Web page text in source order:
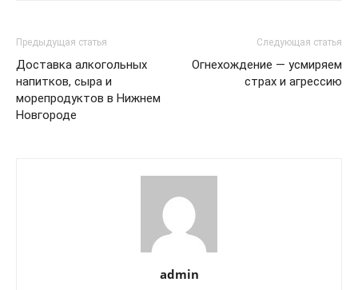
Предыдущая статья
Доставка алкогольных
напитков, сыра и
морепродуктов в Нижнем
Новгороде
Следующая статья
Огнехождение — усмиряем
страх и агрессию
admin